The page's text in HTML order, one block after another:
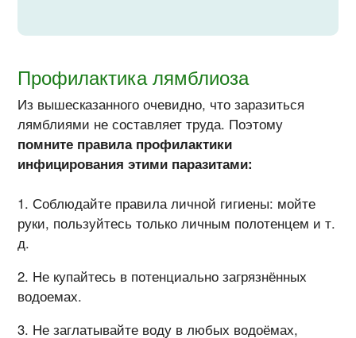
Профилактика лямблиоза
Из вышесказанного очевидно, что заразиться
лямблиями не составляет труда. Поэтому
помните правила профилактики
инфицирования этими паразитами:
Соблюдайте правила личной гигиены: мойте
руки, пользуйтесь только личным полотенцем и т.
д.
Не купайтесь в потенциально загрязнённых
водоемах.
Не заглатывайте воду в любых водоёмах,